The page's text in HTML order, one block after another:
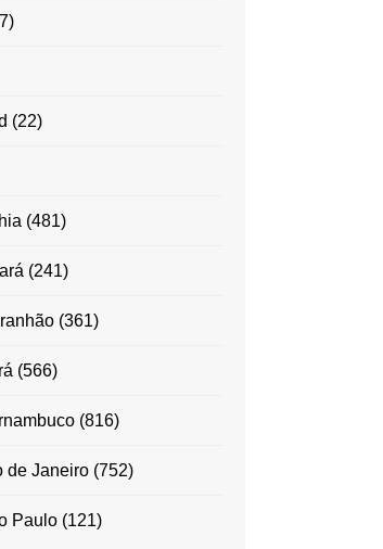
(22)
(481)
(241)
(361)
(566)
(816)
de Janeiro(752)
Paulo(121)